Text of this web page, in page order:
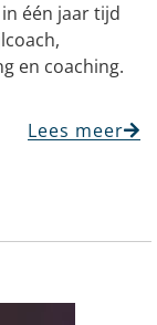
één jaar tijd
en coaching.
Lees meer